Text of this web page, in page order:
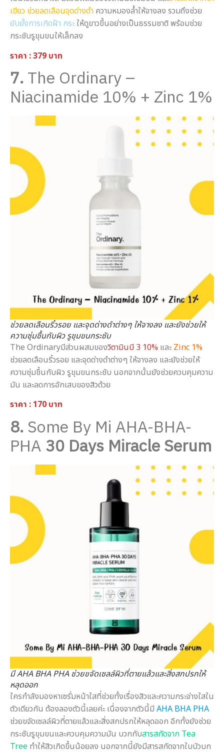
เขียว ช่วยลดเลือนจุดด่างดำ ความหมองล้ำให้จางลง รวมถึงช่วย
ยับยั้งการเกิดฝ้า กระให้ดูขาวขึ้นอย่างเป็นธรรมชาติ พร้อมช่วย
กระชับรูขุมขนให้เล็กลง
ราคา : 379 บาท
7.The Ordinary –
Niacinamide 10% + Zinc 1%
ช่วยลดเลือนริ้วรอย และจุดด่างดำต่างๆ ให้จางลง และยังช่วยให้
ความชุ่มชื้นกับผิว รูขุมขนกระชับ
The Ordinaryมีส่วนผสมของวิตามินบี 3 10% และ Zinc 1%
ช่วยลดเลือนริ้วรอย และจุดด่างดำต่างๆ ให้จางลง และยังช่วยให้
ความชุ่มชื้นกับผิว รูขุมขนกระชับ นอกจากนั้นยังช่วยควบคุมความ
มัน และลดการอักเสบของสิวด้วย
ราคา : 170 บาท
8.Some By Mi AHA-BHA-
PHA30 Days Miracle Serum
มี AHA BHA PHA ช่วยขจัดเซลล์ผิวที่ตายแล้วและสิ่งสกปรกให้
หลุดออก
ใครกำลังมองหาเซรั่มหน้าใสที่ช่วยทั้งเรื่องสิวและความกระจ่างใสใน
ตัวเดียวกัน ต้องลองตัวนี้เลยค่ะ เนื่องจากตัวนี้มี AHA BHA PHA
ช่วยขจัดเซลล์ผิวที่ตายแล้วและสิ่งสกปรกให้หลุดออก อีกทั้งยังช่วย
กระชับรูขุมขนและควบคุมความมัน บวกกับสารสกัดจาก Tea
Tree ทำให้สิวเกิดขึ้นน้อยลง นอกจากนี้ยังมีสารสกัดจากใบบัวบก